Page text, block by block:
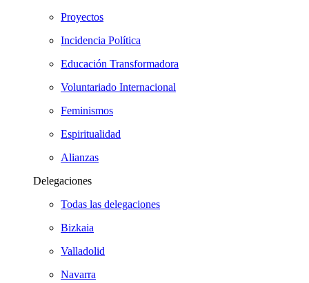
Proyectos
Incidencia Política
Educación Transformadora
Voluntariado Internacional
Feminismos
Espiritualidad
Alianzas
Delegaciones
Todas las delegaciones
Bizkaia
Valladolid
Navarra